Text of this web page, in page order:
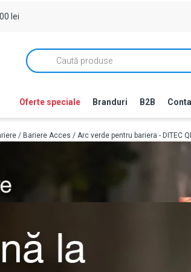
lei
Products
search
Oferte speciale Branduri B2B
/ Bariere Acces / Arc verde pentru bariera - DITEC